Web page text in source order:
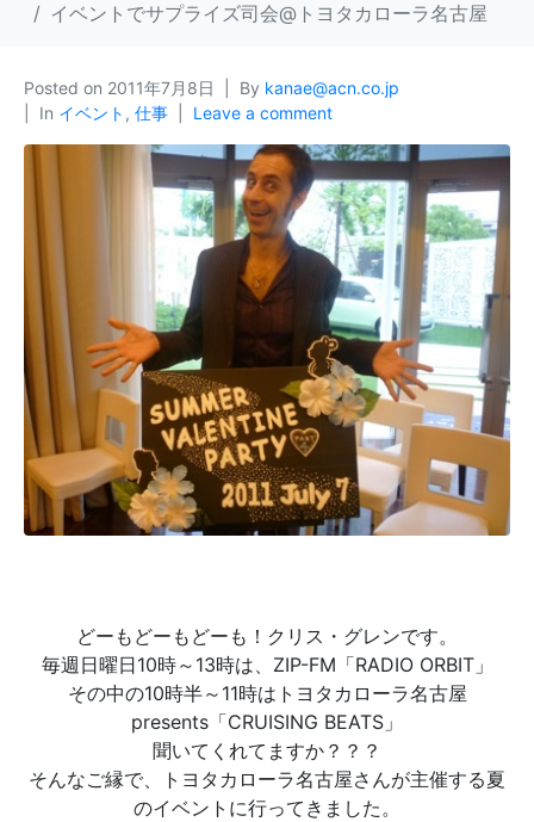
イベントでサプライズ司会@トヨタカローラ名古屋
Posted on 2011年7月8日 By kanae@acn.co.jp
In イベント , 仕事 Leave a comment
どーもどーもどーも！クリス・グレンです。
毎週日曜日10時～13時は、ZIP-FM「RADIO ORBIT」
その中の10時半～11時はトヨタカローラ名古屋
presents「CRUISING BEATS」
聞いてくれてますか？？？
そんなご縁で、トヨタカローラ名古屋さんが主催する夏
のイベントに行ってきました。